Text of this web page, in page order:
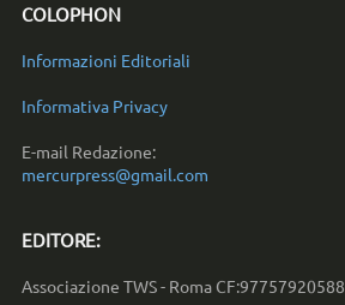
COLOPHON
Informazioni Editoriali
Informativa Privacy
E-mail Redazione:
mercurpress@gmail.com
EDITORE:
Associazione TWS - Roma CF:97757920588